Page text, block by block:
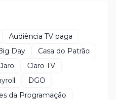
Audiência TV paga
Day
Casa do Patrão
Claro TV
DGO
da Programação